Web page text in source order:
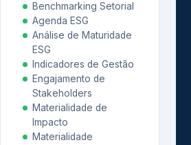
Benchmarking Setorial
Agenda ESG
Análise de Maturidade
ESG
Indicadores de Gestão
Engajamento de
Stakeholders
Materialidade de
Impacto
Materialidade